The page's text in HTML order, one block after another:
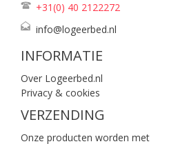
+31(0) 40 2122272
info@logeerbed.nl
INFORMATIE
Over Logeerbed.nl
Privacy & cookies
VERZENDING
Onze producten worden met